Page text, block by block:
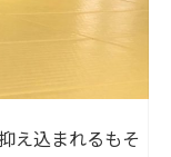
え込まれるもそ